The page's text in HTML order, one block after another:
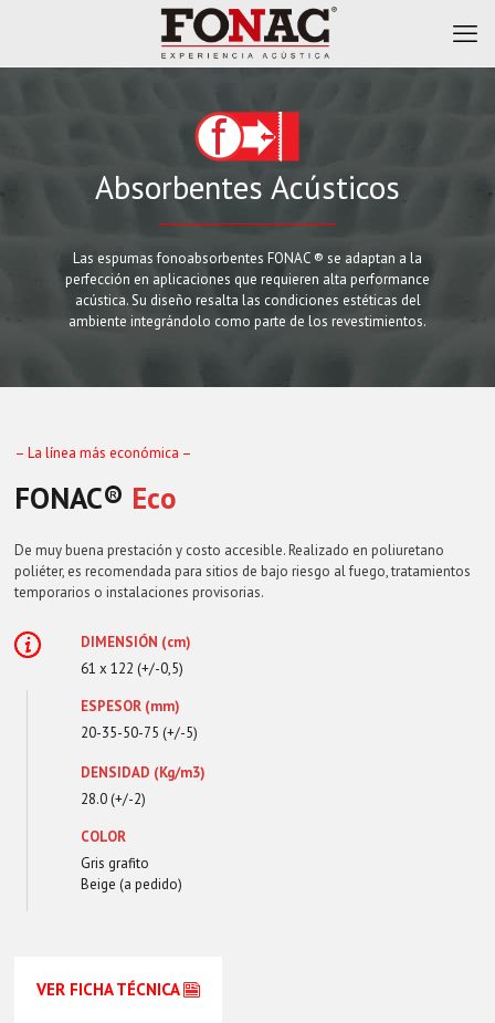
Absorbentes Acústicos
Las espumas fonoabsorbentes FONAC ®️ se adaptan a la
perfección en aplicaciones que requieren alta performance
acústica. Su diseño resalta las condiciones estéticas del
ambiente integrándolo como parte de los revestimientos.
– La línea más económica –
FONAC®️ Eco
De muy buena prestación y costo accesible. Realizado en poliuretano
poliéter, es recomendada para sitios de bajo riesgo al fuego, tratamientos
temporarios o instalaciones provisorias.
DIMENSIÓN (cm)
61 x 122 (+/-0,5)
ESPESOR (mm)
20-35-50-75 (+/-5)
DENSIDAD (Kg/m3)
28.0 (+/-2)
COLOR
Gris grafito
Beige (a pedido)
VER FICHA TÉCNICA